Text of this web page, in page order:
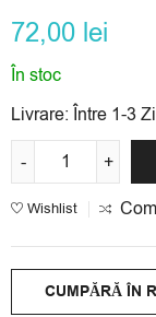
72,00 lei
În stoc
Livrare: Între 1-3
Wishlist
CUMPĂRĂ ÎN